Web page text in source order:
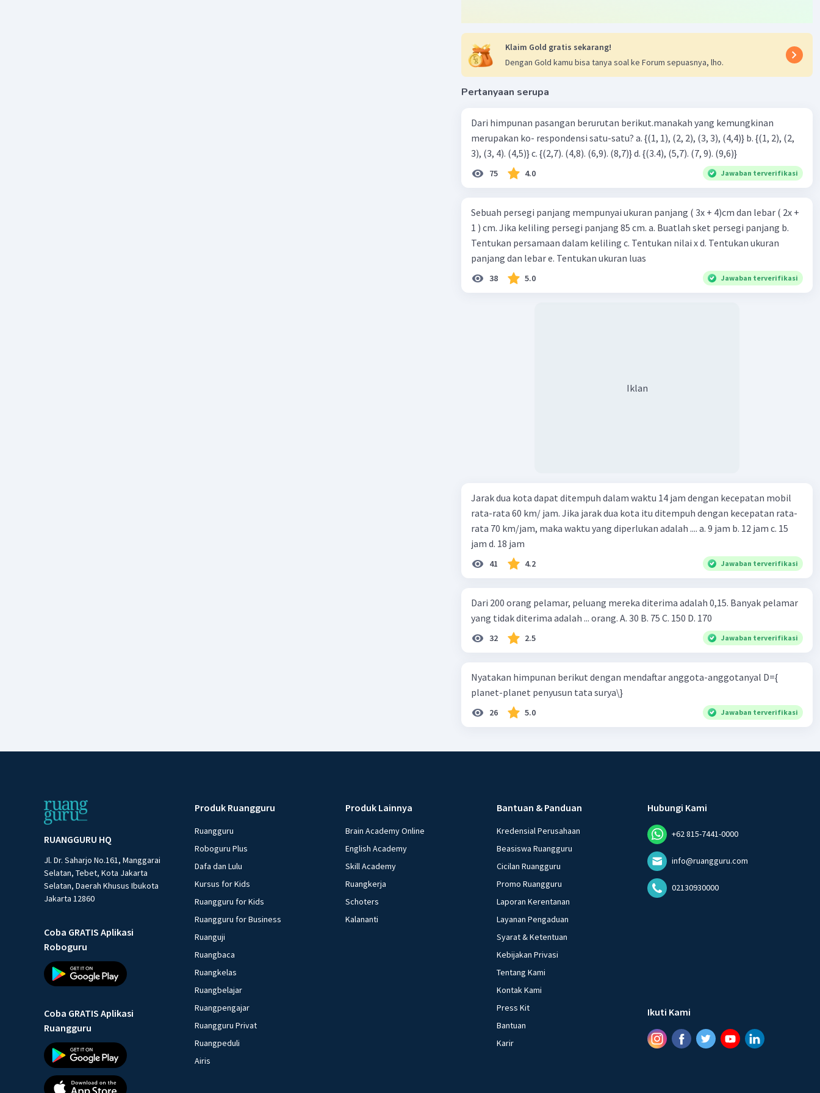
Klaim Gold gratis sekarang!
Dengan Gold kamu bisa tanya soal ke Forum sepuasnya, lho.
Pertanyaan serupa
Dari himpunan pasangan berurutan berikut.manakah yang kemungkinan
merupakan ko- respondensi satu-satu? a. {(1, 1), (2, 2), (3, 3), (4,4)} b. {(1, 2), (2,
3), (3, 4). (4,5)} c. {(2,7). (4,8). (6,9). (8,7)} d. {(3.4), (5,7). (7, 9). (9,6)}
75 4.0 Jawaban terverifikasi
Sebuah persegi panjang mempunyai ukuran panjang ( 3x + 4)cm dan lebar ( 2x +
1 ) cm. Jika keliling persegi panjang 85 cm. a. Buatlah sket persegi panjang b.
Tentukan persamaan dalam keliling c. Tentukan nilai x d. Tentukan ukuran
panjang dan lebar e. Tentukan ukuran luas
38 5.0 Jawaban terverifikasi
Iklan
Jarak dua kota dapat ditempuh dalam waktu 14 jam dengan kecepatan mobil
rata-rata 60 km/ jam. Jika jarak dua kota itu ditempuh dengan kecepatan rata-
rata 70 km/jam, maka waktu yang diperlukan adalah .... a. 9 jam b. 12 jam c. 15
jam d. 18 jam
41 4.2 Jawaban terverifikasi
Dari 200 orang pelamar, peluang mereka diterima adalah 0,15. Banyak pelamar
yang tidak diterima adalah ... orang. A. 30 B. 75 C. 150 D. 170
32 2.5 Jawaban terverifikasi
Nyatakan himpunan berikut dengan mendaftar anggota-anggotanyal D={
planet-planet penyusun tata surya\}
26 5.0 Jawaban terverifikasi
RUANGGURU HQ
Jl. Dr. Saharjo No.161, Manggarai
Selatan, Tebet, Kota Jakarta
Selatan, Daerah Khusus Ibukota
Jakarta 12860
Coba GRATIS Aplikasi
Roboguru
Coba GRATIS Aplikasi
Ruangguru
Produk Ruangguru
Ruangguru
Roboguru Plus
Dafa dan Lulu
Kursus for Kids
Ruangguru for Kids
Ruangguru for Business
Ruanguji
Ruangbaca
Ruangkelas
Ruangbelajar
Ruangpengajar
Ruangguru Privat
Ruangpeduli
Airis
Produk Lainnya
Brain Academy Online
English Academy
Skill Academy
Ruangkerja
Schoters
Kalananti
Bantuan & Panduan
Kredensial Perusahaan
Beasiswa Ruangguru
Cicilan Ruangguru
Promo Ruangguru
Laporan Kerentanan
Layanan Pengaduan
Syarat & Ketentuan
Kebijakan Privasi
Tentang Kami
Kontak Kami
Press Kit
Bantuan
Karir
Hubungi Kami
+62 815-7441-0000
info@ruangguru.com
02130930000
Ikuti Kami